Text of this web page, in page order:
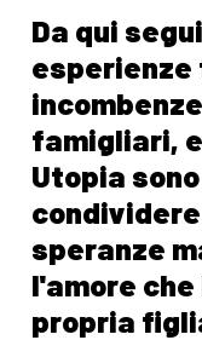
Da qui
famigliari,
Utopia
speranze
l'amore
propria